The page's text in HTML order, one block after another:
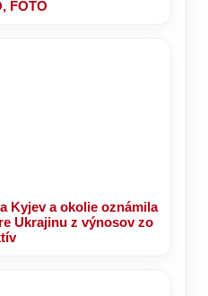
FOTO
Kyjev a okolie oznámila
Ukrajinu z výnosov zo